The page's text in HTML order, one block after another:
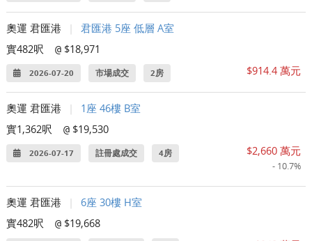
奧運 君匯港
君匯港 5座 低層 A室
實482呎
@ $18,971
2026-07-20 市場成交 2房 $914.4 萬元
奧運 君匯港
1座 46樓 B室
實1,362呎
@ $19,530
2026-07-17 註冊處成交 4房 $2,660 萬元
- 10.7%
奧運 君匯港
6座 30樓 H室
實482呎
@ $19,668